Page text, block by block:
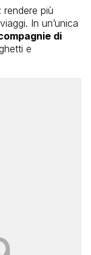
più
In un’unica
di
e